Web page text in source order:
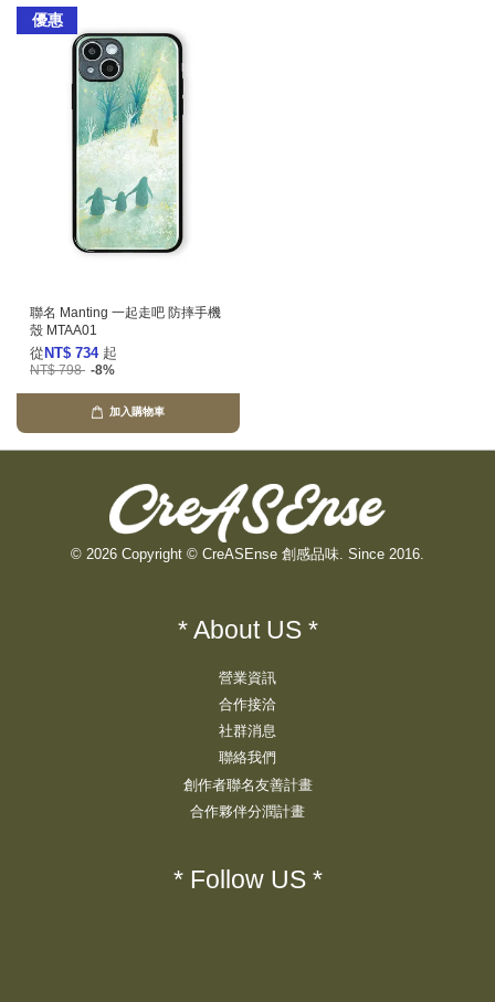
優惠
聯名 Manting 一起走吧 防摔手機
殼 MTAA01
從 NT$ 734 起
NT$ 798 -8%
加入購物車
© 2026 Copyright © CreASEnse 創感品味. Since 2016.
* About US *
營業資訊
合作接洽
社群消息
聯絡我們
創作者聯名友善計畫
合作夥伴分潤計畫
* Follow US *